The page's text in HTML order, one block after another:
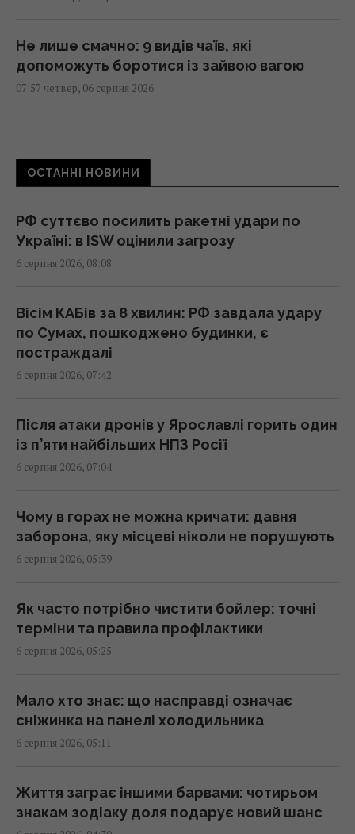
Не лише смачно: 9 видів чаїв, які
допоможуть боротися із зайвою вагою
07:57 четвер, 06 серпня 2026
"жахливих жертвах" після удару по Києву, –
WP
Привітання з Преображенням Господнім:
зворушливі побажання та листівки
Сьогодні - Яблучний Спас: як правильно
вітати рідних і близьких
07:30 четвер, 06 серпня 2026
Що таке свято Преображення Господнє:
українські традиції та 5 суворих заборон
07:30 четвер, 06 серпня 2026
У Ярославлі після атаки дронів горить один
із найбільших російських НПЗ (відео)
07:26 четвер, 06 серпня 2026
Гороскоп на 6 серпня за картами Таро:
Терези - вдача, Тельцям - швидкі рішення
07:20 четвер, 06 серпня 2026
Гороскоп на 6 серпня: Стрільцям –
сповільнитися, Скорпіонам –
перенапруження
Магнітні бурі 6–8 серпня: коли очікувати
ОСТАННІ НОВИНИ
РФ суттєво посилить ракетні удари по
Україні: в ISW оцінили загрозу
6 серпня 2026, 08:08
Вісім КАБів за 8 хвилин: РФ завдала удару
по Сумах, пошкоджено будинки, є
постраждалі
6 серпня 2026, 07:42
Після атаки дронів у Ярославлі горить один
із п’яти найбільших НПЗ Росії
6 серпня 2026, 07:04
Чому в горах не можна кричати: давня
заборона, яку місцеві ніколи не порушують
6 серпня 2026, 05:39
Як часто потрібно чистити бойлер: точні
терміни та правила профілактики
6 серпня 2026, 05:25
Мало хто знає: що насправді означає
сніжинка на панелі холодильника
6 серпня 2026, 05:11
Життя заграє іншими барвами: чотирьом
знакам зодіаку доля подарує новий шанс